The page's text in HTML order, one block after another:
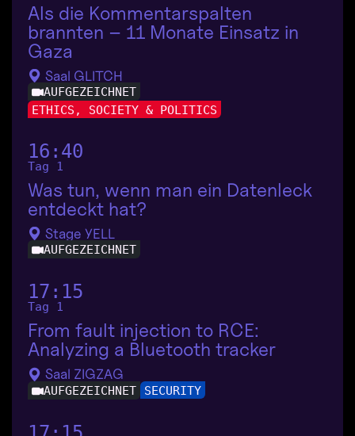
Als die Kommentarspalten
brannten – 11 Monate Einsatz in
Gaza
Saal GLITCH
AUFGEZEICHNET
ETHICS, SOCIETY & POLITICS
16:40
Tag 1
Was tun, wenn man ein Datenleck
entdeckt hat?
Stage YELL
AUFGEZEICHNET
17:15
Tag 1
From fault injection to RCE:
Analyzing a Bluetooth tracker
Saal ZIGZAG
AUFGEZEICHNET SECURITY